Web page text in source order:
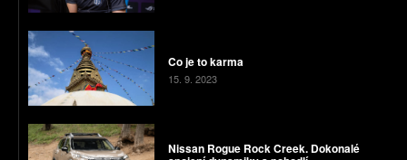
Co je to karma
15. 9. 2023
Nissan Rogue Rock Creek. Dokonalé